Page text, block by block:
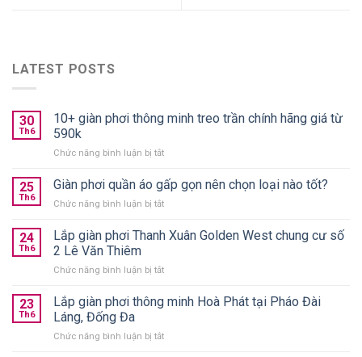
LATEST POSTS
30
Th6
10+ giàn phơi thông minh treo trần chính hãng giá từ
590k
Chức năng bình luận bị tắtở
giàn
phơi
thông
treo
hãng
từ
25
Th6
Giàn phơi quần áo gấp gọn nên chọn loại nào tốt?
Chức năng bình luận bị tắtở
phơi
gấp
nên
nào
24
Th6
Lắp giàn phơi Thanh Xuân Golden West chung cư số
2 Lê Văn Thiêm
Chức năng bình luận bị tắtở
giàn
Xuân
23
Th6
Lắp giàn phơi thông minh Hoà Phát tại Pháo Đài
Láng, Đống Đa
Chức năng bình luận bị tắtở